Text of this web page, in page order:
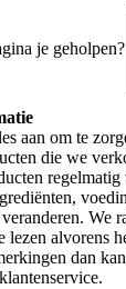
je geholpen?
aan om te
die we
regelmatig
We
lezen alvorens
dan